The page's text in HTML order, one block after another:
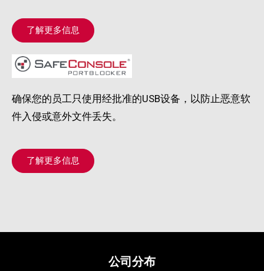
了解更多信息
确保您的员工只使用经批准的USB设备，以防止恶意软
件入侵或意外文件丢失。
了解更多信息
公司分布